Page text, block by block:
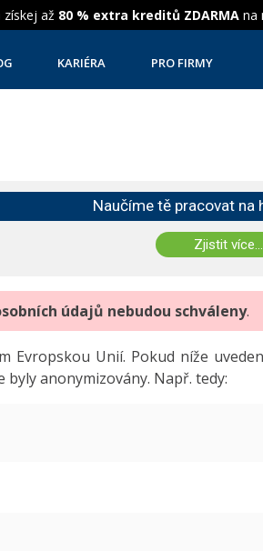
získej až 80 % extra kreditů ZDARMA na
KARIÉRA PRO FIRMY
Naučíme tě pracovat na
Zjistit více...
údajů nebudou schváleny.
Unií. Pokud níže
anonymizovány. Např. tedy: